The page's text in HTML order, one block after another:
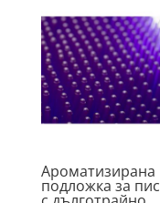
Ароматизирана
подложка за